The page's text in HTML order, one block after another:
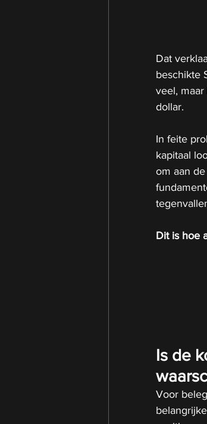
Dat
beschikte
veel,
dollar.
In feite
kapitaal
om aan
Dit is hoe
Is de
Voor